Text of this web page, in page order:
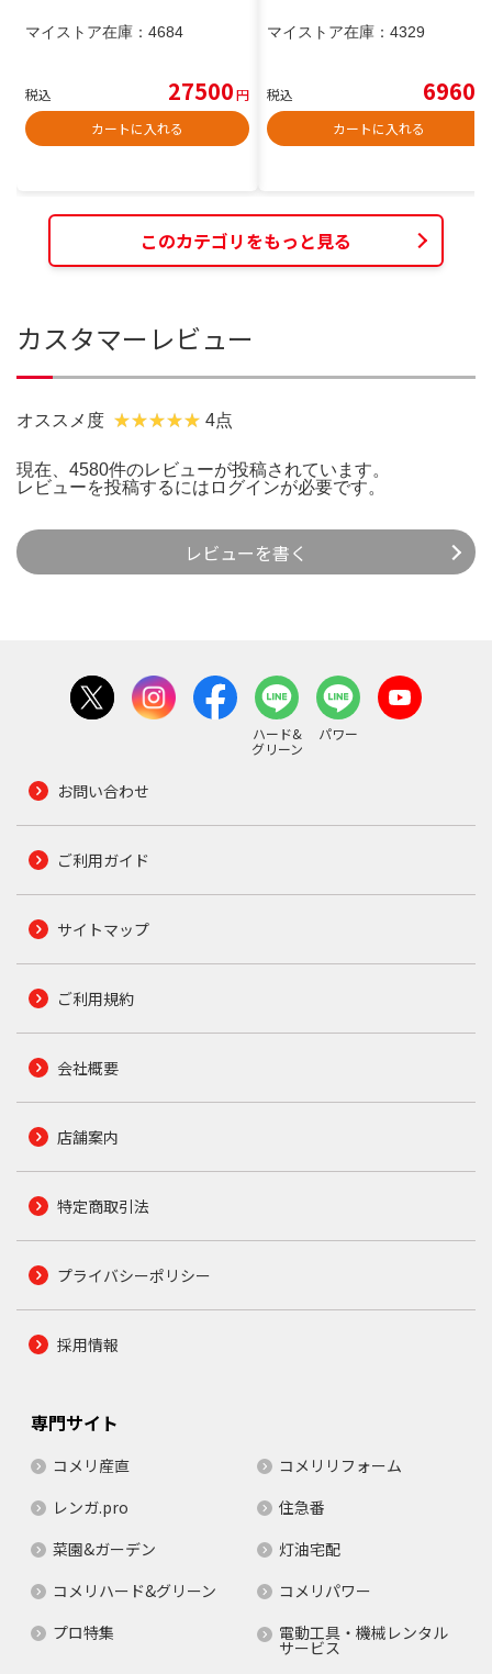
マイストア在庫： 4684
税込 27500円
カートに入れる
マイストア在庫： 4329
税込 6960
カートに入れる
このカテゴリをもっと見る
カスタマーレビュー
オススメ度 4点
現在、4580件のレビューが投稿されています。
レビューを投稿するには ログインが必要です。
レビューを書く
ハード&
グリーン
パワー
お問い合わせ
ご利用ガイド
サイトマップ
ご利用規約
会社概要
店舗案内
特定商取引法
プライバシーポリシー
採用情報
専門サイト
コメリ産直
コメリリフォーム
レンガ.pro
住急番
菜園&ガーデン
灯油宅配
コメリハード&グリーン
コメリパワー
プロ特集
電動工具・機械レンタル
サービス